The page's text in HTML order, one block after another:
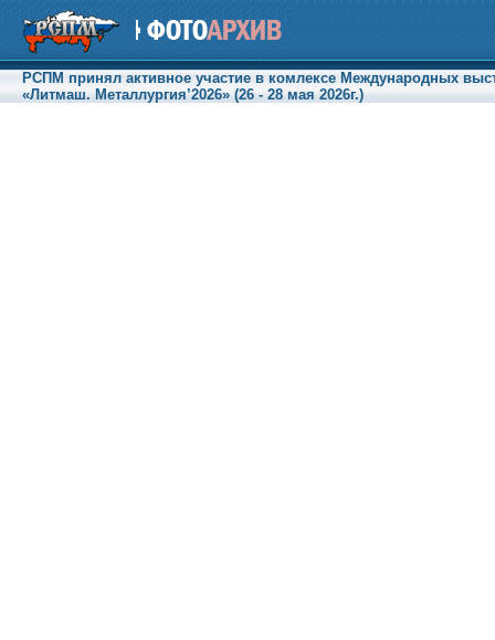
РСПМ принял активное участие в комлексе Международных
«Литмаш. Металлургия’2026» (26 - 28 мая 2026г.)